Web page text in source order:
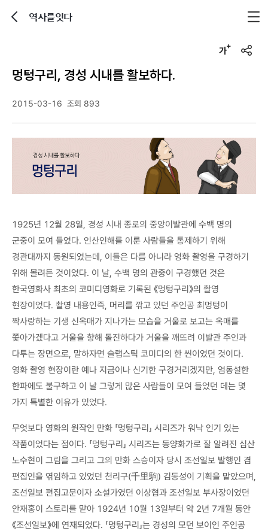
역사를잇다
u
멍텅구리, 경성 시내를 활보하다.
2015-03-16 조회 893
1925년 12월 28일, 경성 시내 종로의 중앙이발관에 수백 명의
군중이 모여 들었다. 인산인해를 이룬 사람들을 통제하기 위해
경관대까지 동원되었는데, 이들은 다름 아니라 영화 촬영을 구경하기
위해 몰려든 것이었다. 이 날, 수백 명의 관중이 구경했던 것은
한국영화사 최초의 코미디영화로 기록된 《멍텅구리》의 촬영
현장이었다. 촬영 내용인즉, 머리를 깎고 있던 주인공 최멍텅이
짝사랑하는 기생 신옥매가 지나가는 모습을 거울로 보고는 옥매를
쫓아가겠다고 거울을 향해 돌진하다가 거울을 깨뜨려 이발관 주인과
다투는 장면으로, 말하자면 슬랩스틱 코미디의 한 씬이었던 것이다.
영화 촬영 현장이란 예나 지금이나 신기한 구경거리겠지만, 엄동설한
한파에도 불구하고 이 날 그렇게 많은 사람들이 모여 들었던 데는 몇
가지 특별한 이유가 있었다.
무엇보다 영화의 원작인 만화 「멍텅구리」 시리즈가 워낙 인기 있는
작품이었다는 점이다. 「멍텅구리」 시리즈는 동양화가로 잘 알려진 심산
노수현이 그림을 그리고 그의 만화 스승이자 당시 조선일보 발행인 겸
편집인을 엮임하고 있었던 천리구(千里駒) 김동성이 기획을 맡았으며,
조선일보 편집고문이자 소설가였던 이상협과 조선일보 부사장이었던
안재홍이 스토리를 맡아 1924년 10월 13일부터 약 2년 7개월 동안
《조선일보》에 연재되었다. 「멍텅구리」는 경성의 모던 보이인 주인공